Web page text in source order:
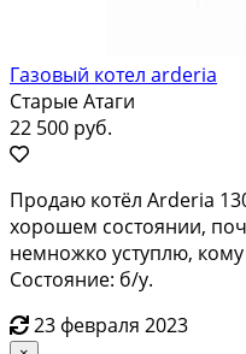
Газовый котел arderia
Старые Атаги
22 500 руб.
Продаю котёл Arderia
хорошем состоянии,
немножко уступлю,
Состояние: б/у.
23 февраля 2023